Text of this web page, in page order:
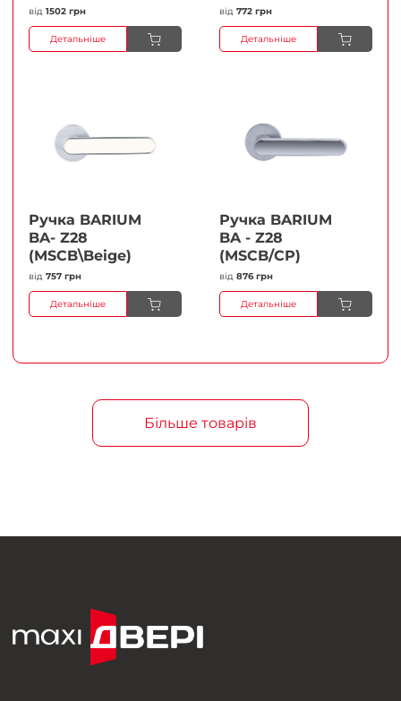
від 1502 грн
Детальніше
від 772 грн
Детальніше
Ручка BARIUM
BA- Z28
(MSCB\Beige)
від 757 грн
Детальніше
Ручка BARIUM
BA - Z28
(MSCB/CP)
від 876 грн
Детальніше
Більше товарів